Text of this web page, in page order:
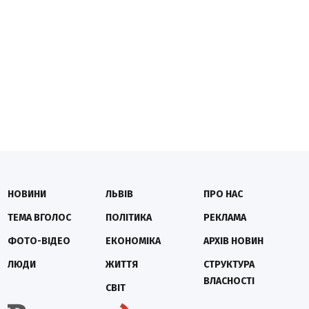
НОВИНИ
ТЕМА ВГОЛОС
ФОТО-ВІДЕО
ЛЮДИ
ЛЬВІВ
ПОЛІТИКА
ЕКОНОМІКА
ЖИТТЯ
СВІТ
ПРО НАС
РЕКЛАМА
АРХІВ НОВИН
СТРУКТУРА
ВЛАСНОСТІ